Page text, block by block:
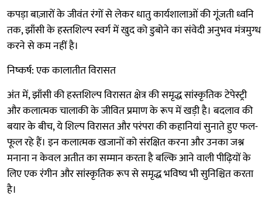
कपड़ा बाज़ारों के जीवंत रंगों से लेकर धातु कार्यशालाओं की गूंजती ध्वनि
तक, झाँसी के हस्तशिल्प स्वर्ग में खुद को डुबोने का संवेदी अनुभव मंत्रमुग्ध
करने से कम नहीं है।
निष्कर्ष: एक कालातीत विरासत
अंत में, झाँसी की हस्तशिल्प विरासत क्षेत्र की समृद्ध सांस्कृतिक टेपेस्ट्री
और कलात्मक चालाकी के जीवित प्रमाण के रूप में खड़ी है। बदलाव की
बयार के बीच, ये शिल्प विरासत और परंपरा की कहानियां सुनाते हुए फल-
फूल रहे हैं। इन कलात्मक खजानों को संरक्षित करना और उनका जश्न
मनाना न केवल अतीत का सम्मान करता है बल्कि आने वाली पीढ़ियों के
लिए एक रंगीन और सांस्कृतिक रूप से समृद्ध भविष्य भी सुनिश्चित करता
है।